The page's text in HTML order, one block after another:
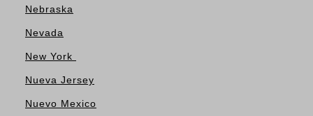
Nebraska
Nevada
New York
Nueva Jersey
Nuevo Mexico